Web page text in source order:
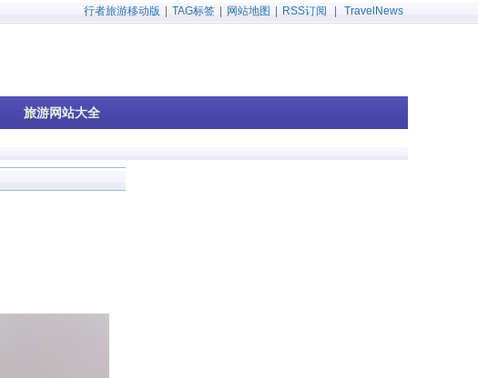
行者旅游移动版 TAG标签 网站地图 RSS订阅 TravelNews
旅游网站大全